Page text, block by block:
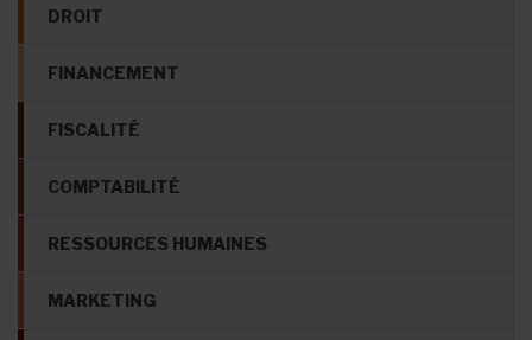
DROIT
FINANCEMENT
FISCALITÉ
COMPTABILITÉ
RESSOURCES HUMAINES
MARKETING